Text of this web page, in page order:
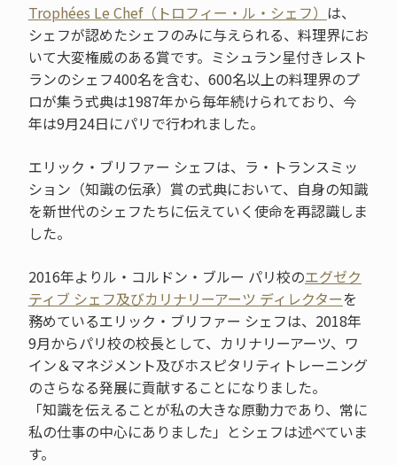
Trophées Le Chef（トロフィー・ル・シェフ） は、
シェフが認めたシェフのみに与えられる、料理界にお
いて大変権威のある賞です。ミシュラン星付きレスト
ランのシェフ400名を含む、600名以上の料理界のプ
ロが集う式典は1987年から毎年続けられており、今
年は9月24日にパリで行われました。
エリック・ブリファー シェフは、ラ・トランスミッ
ション（知識の伝承）賞の式典において、自身の知識
を新世代のシェフたちに伝えていく使命を再認識しま
した。
2016年よりル・コルドン・ブルー パリ校のエグゼク
ティブ シェフ及びカリナリーアーツ ディレクターを
務めているエリック・ブリファー シェフは、2018年
9月からパリ校の校長として、カリナリーアーツ、ワ
イン＆マネジメント及びホスピタリティトレーニング
のさらなる発展に貢献することになりました。
「知識を伝えることが私の大きな原動力であり、常に
私の仕事の中心にありました」とシェフは述べていま
す。